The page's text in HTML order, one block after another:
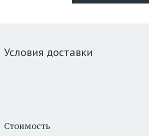
Условия доставки
Стоимость